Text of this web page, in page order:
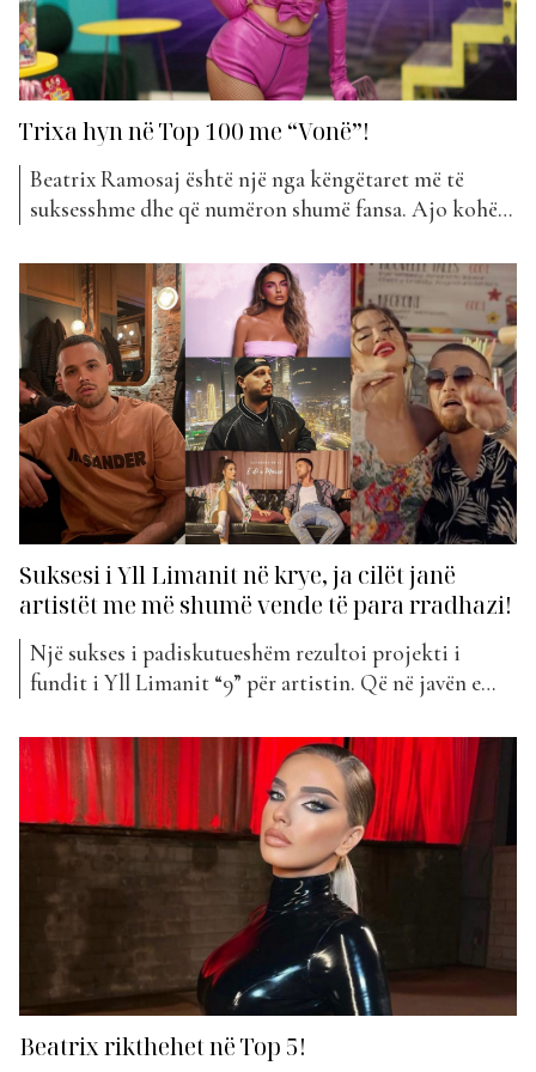
Trixa hyn në Top 100 me “Vonë”!
Beatrix Ramosaj është një nga këngëtaret më të
suksesshme dhe që numëron shumë fansa. Ajo kohët
projekte të reja dhe duke qenë shumë afër publikut.
Para pak ditësh, në ditëlindjen e saj të 28-të, Trixa
publikoi projektin më të...
Suksesi i Yll Limanit në krye, ja cilët janë
artistët me më shumë vende të para rradhazi!
Një sukses i padiskutueshëm rezultoi projekti i
fundit i Yll Limanit “9” për artistin. Që në javën e
klasifikimit të “The Top List” dhe madje votat e
publikut e vendosën atë menjëherë në fron. “9”
vazhdon që të mbajë...
Beatrix rikthehet në Top 5!